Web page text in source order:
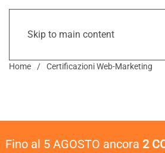
Skip to main content
Home Certificazioni Web-Marketing
Fino al 5 AGOSTO ancora 2